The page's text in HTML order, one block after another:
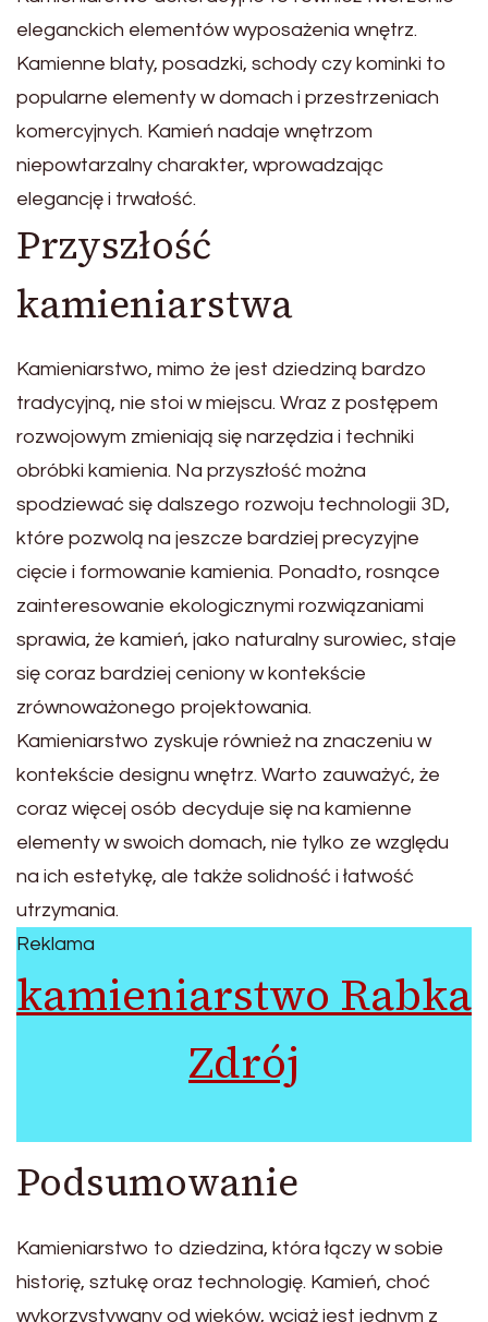
eleganckich elementów wyposażenia wnętrz.
Kamienne blaty, posadzki, schody czy kominki to
popularne elementy w domach i przestrzeniach
komercyjnych. Kamień nadaje wnętrzom
niepowtarzalny charakter, wprowadzając
elegancję i trwałość.
Przyszłość
kamieniarstwa
Kamieniarstwo, mimo że jest dziedziną bardzo
tradycyjną, nie stoi w miejscu. Wraz z postępem
rozwojowym zmieniają się narzędzia i techniki
obróbki kamienia. Na przyszłość można
spodziewać się dalszego rozwoju technologii 3D,
które pozwolą na jeszcze bardziej precyzyjne
cięcie i formowanie kamienia. Ponadto, rosnące
zainteresowanie ekologicznymi rozwiązaniami
sprawia, że kamień, jako naturalny surowiec, staje
się coraz bardziej ceniony w kontekście
zrównoważonego projektowania.
Kamieniarstwo zyskuje również na znaczeniu w
kontekście designu wnętrz. Warto zauważyć, że
coraz więcej osób decyduje się na kamienne
elementy w swoich domach, nie tylko ze względu
na ich estetykę, ale także solidność i łatwość
utrzymania.
Reklama
kamieniarstwo Rabka
Zdrój
Podsumowanie
Kamieniarstwo to dziedzina, która łączy w sobie
historię, sztukę oraz technologię. Kamień, choć
wykorzystywany od wieków, wciąż jest jednym z